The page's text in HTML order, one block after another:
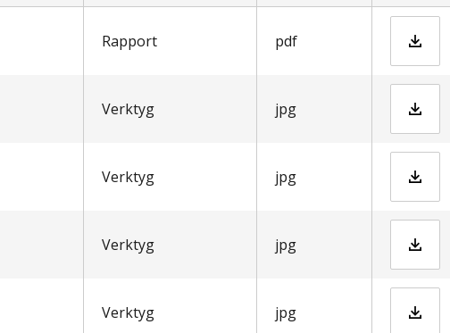
Rapport pdf
Verktyg jpg
Verktyg jpg
Verktyg jpg
Verktyg jpg